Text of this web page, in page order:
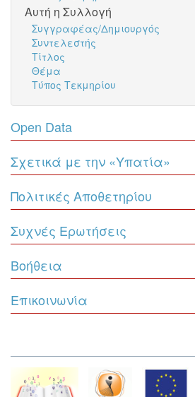
Αυτή η Συλλογή
Συγγραφέας/Δημιουργός
Συντελεστής
Τίτλος
Θέμα
Τύπος Τεκμηρίου
Open Data
Σχετικά με την «Υπατία»
Πολιτικές Αποθετηρίου
Συχνές Ερωτήσεις
Βοήθεια
Επικοινωνία